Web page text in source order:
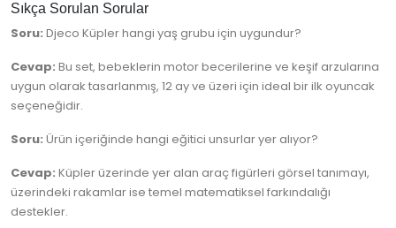
Sıkça Sorulan Sorular
Soru: Djeco Küpler hangi yaş grubu için uygundur?
Cevap: Bu set, bebeklerin motor becerilerine ve keşif arzularına
uygun olarak tasarlanmış, 12 ay ve üzeri için ideal bir ilk oyuncak
seçeneğidir.
Soru: Ürün içeriğinde hangi eğitici unsurlar yer alıyor?
Cevap: Küpler üzerinde yer alan araç figürleri görsel tanımayı,
üzerindeki rakamlar ise temel matematiksel farkındalığı
destekler.